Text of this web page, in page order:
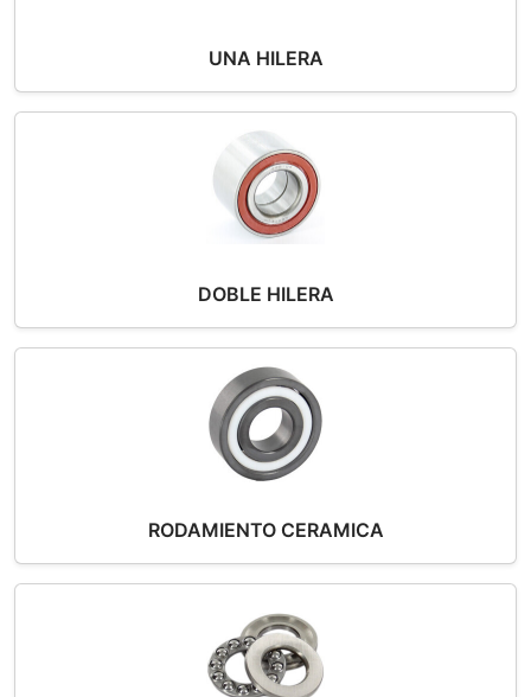
UNA HILERA
DOBLE HILERA
RODAMIENTO CERAMICA